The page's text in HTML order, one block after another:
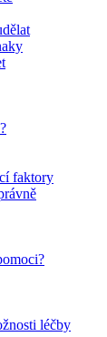
faktory
léčby